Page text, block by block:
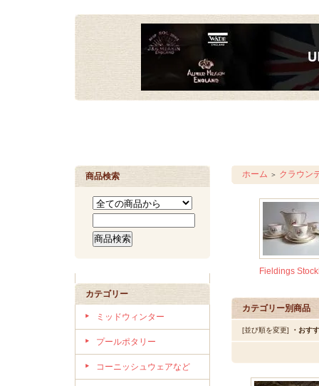
商品検索
カテゴリー
ミッドウィンター
プールポタリー
コーニッシュウェアなど
ホーム ＞ クラウン
Fieldings
カテゴリー別商品
[並び順を変更] ・おす